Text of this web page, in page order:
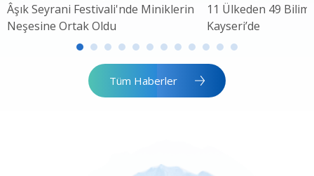
Âşık Seyrani Festivali'nde Miniklerin
Neşesine Ortak Oldu
11 Ülkeden 49 Bilim
Kayseri’de
Tüm Haberler